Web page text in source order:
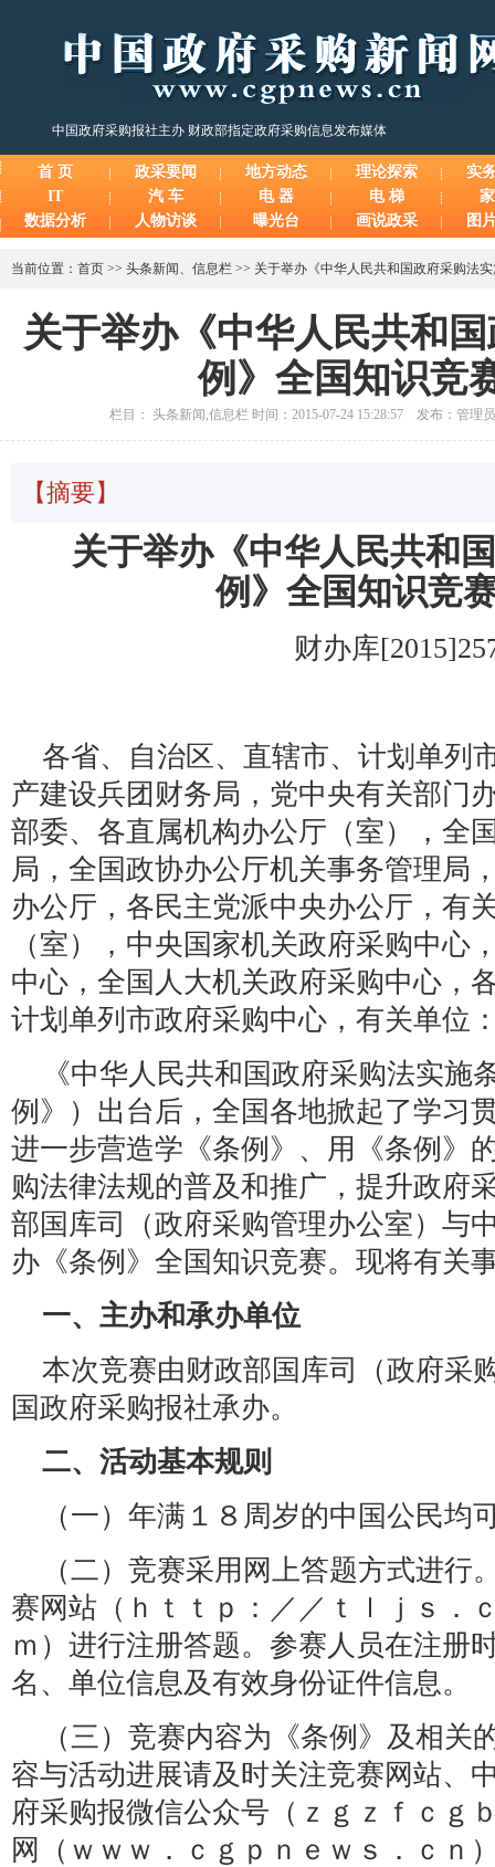
中国政府采购报社主办 财政部指定政府采购信息发布媒体
首 页 政采要闻 地方动态 理论探索
实
IT
汽 车 电 器 电 梯
数据分析
人物访谈 曝光台 画说政采 图
当前位置： 首页 >> 头条新闻 、 信息栏 >> 关于举办《中华人民共和国政府采购法
关于举办《中华人民共和
例》全国知识竞
栏目： 头条新闻,信息栏 时间：2015-07-24 15:28:57 发布：管理
【摘要】
关于举办《中华人民共和
例》全国知识竞
财办库
各省、自治区、直辖市、计划单列
产建设兵团财务局，党中央有关部门
部委、各直属机构办公厅（室），全
局，全国政协办公厅机关事务管理局
办公厅，各民主党派中央办公厅，有
（室），中央国家机关政府采购中心
中心，全国人大机关政府采购中心，
计划单列市政府采购中心，有关单位
《中华人民共和国政府采购法实施
例》）出台后，全国各地掀起了学习
进一步营造学《条例》、用《条例》
购法律法规的普及和推广，提升政府
部国库司（政府采购管理办公室）与
办《条例》全国知识竞赛。现将有关
一、主办和承办单位
本次竞赛由财政部国库司（政府采
国政府采购报社承办。
二、活动基本规则
（一）年满１８周岁的中国公民均
（二）竞赛采用网上答题方式进行
赛网站（ｈｔｔｐ：／／ｔｌｊｓ．
ｍ）进行注册答题。参赛人员在注册
名、单位信息及有效身份证件信息。
（三）竞赛内容为《条例》及相关
容与活动进展请及时关注竞赛网站、
府采购报微信公众号（ｚｇｚｆｃｇ
网（ｗｗｗ．ｃｇｐｎｅｗｓ．ｃｎ